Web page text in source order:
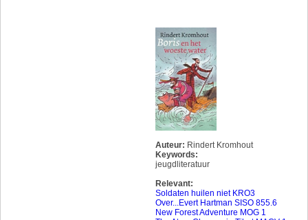
Auteur: Rindert Kromhout
Keywords:
jeugdliteratuur
Relevant:
Soldaten huilen niet KRO3
Over...Evert Hartman SISO 855.6
New Forest Adventure MOG 1